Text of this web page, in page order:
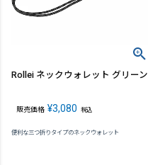
Rollei ネックウォレット グリーン
販売価格 ¥3,080 税込
便利な三つ折りタイプのネックウォレット